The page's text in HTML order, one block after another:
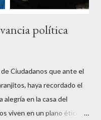
política
Ciudadanos que ante el
haya recordado el
alegría en la casa del
viven en un plano ético